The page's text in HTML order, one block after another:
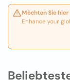
Möchten Sie
Enhance your